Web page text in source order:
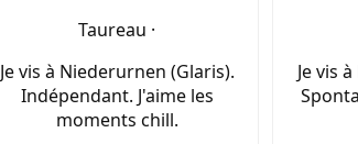
Taureau ·
Je vis à Niederurnen (Glaris).
Indépendant. J'aime les
moments chill.
Je vis